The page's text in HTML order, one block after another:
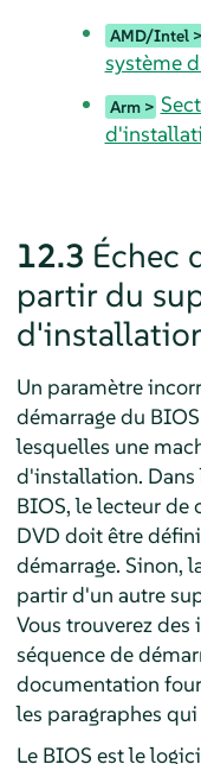
AMD/Intel
système
Arm
12.3 Échec
partir du
Un paramètre
démarrage du
lesquelles une
d'installation. Dans
BIOS, le lecteur de
DVD doit être
démarrage. Sinon,
partir d'un autre
Vous trouverez
séquence de
documentation
les paragraphes
Le BIOS est le